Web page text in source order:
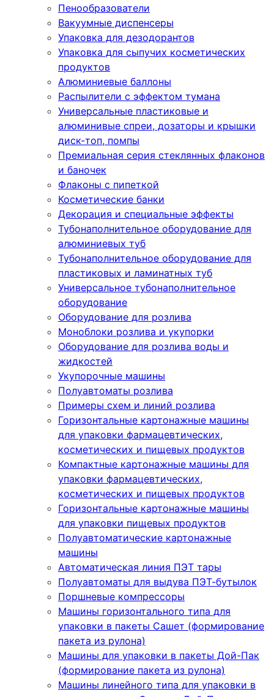
Пенообразователи
Вакуумные диспенсеры
Упаковка для дезодорантов
Упаковка для сыпучих косметических
продуктов
Алюминиевые баллоны
Распылители с эффектом тумана
Универсальные пластиковые и
алюминивые спреи, дозаторы и крышки
диск-топ, помпы
Премиальная серия стеклянных флаконов
и баночек
Флаконы с пипеткой
Косметические банки
Декорация и специальные эффекты
Тубонаполнительное оборудование для
алюминиевых туб
Тубонаполнительное оборудование для
пластиковых и ламинатных туб
Универсальное тубонаполнительное
оборудование
Оборудование для розлива
Моноблоки розлива и укупорки
Оборудование для розлива воды и
жидкостей
Укупорочные машины
Полуавтоматы розлива
Примеры схем и линий розлива
Горизонтальные картонажные машины
для упаковки фармацевтических,
косметических и пищевых продуктов
Компактные картонажные машины для
упаковки фармацевтических,
косметических и пищевых продуктов
Горизонтальные картонажные машины
для упаковки пищевых продуктов
Полуавтоматические картонажные
машины
Автоматическая линия ПЭТ тары
Полуавтоматы для выдува ПЭТ-бутылок
Поршневые компрессоры
Машины горизонтального типа для
упаковки в пакеты Сашет (формирование
пакета из рулона)
Машины для упаковки в пакеты Дой-Пак
(формирование пакета из рулона)
Машины линейного типа для упаковки в